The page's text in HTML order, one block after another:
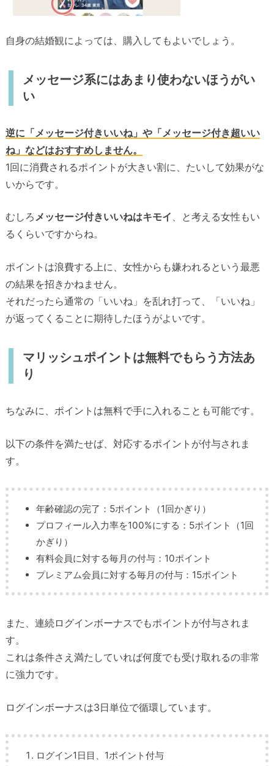
自身の結婚観によっては、購入してもよいでしょう。
メッセージ系にはあまり使わないほうがい
い
逆に「メッセージ付きいいね」や「メッセージ付き超いい
ね」などはおすすめしません。
1回に消費されるポイントが大きい割に、たいして効果がな
いからです。
むしろメッセージ付きいいねはキモイ 、と考える女性もい
るくらいですからね。
ポイントは浪費する上に、女性からも嫌われるという最悪
の結果を招きかねません。
それだったら通常の「いいね」を乱れ打って、「いいね」
が返ってくることに期待したほうがよいです。
マリッシュポイントは無料でもらう方法あ
り
ちなみに、ポイントは無料で手に入れることも可能です。
以下の条件を満たせば、対応するポイントが付与されま
す。
年齢確認の完了：5ポイント（1回かぎり）
プロフィール入力率を100%にする：5ポイント（1回
かぎり）
有料会員に対する毎月の付与：10ポイント
プレミアム会員に対する毎月の付与：15ポイント
また、連続ログインボーナスでもポイントが付与されま
す。
これは条件さえ満たしていれば何度でも受け取れるの非常
に強力です。
ログインボーナスは3日単位で循環しています。
ログイン1日目、1ポイント付与